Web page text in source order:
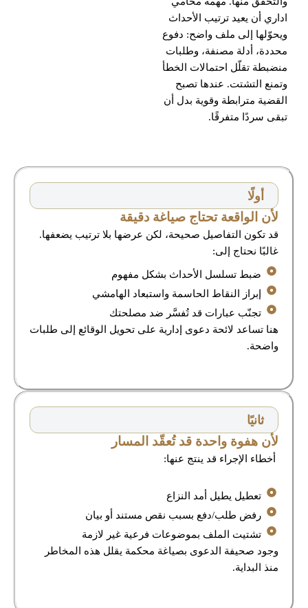
اداري أن يعيد ترتيب الأحداث
ويحوّلها إلى ملف واضح: دفوع
محددة، أدلة مصنفة، وطلبات
منضبطة تقلّل احتمالات الخطأ
وتمنع التشتت. عندها تصبح
القضية مترابطة وقوية بدل أن
تبقى سردًا متفرقًا.
أولًا
لأن الواقعة تحتاج صياغة دقيقة
قد تكون التفاصيل صحيحة، لكن عرضها بلا ترتيب يضعفها.
غالبًا نحتاج إلى:
ضبط تسلسل الأحداث بشكل مفهوم
إبراز النقاط الحاسمة واستبعاد الهامشي
تجنّب عبارات قد تُفسَّر ضد مصلحتك
هنا تساعد لائحة دعوى إدارية على تحويل الوقائع إلى طلبات
واضحة.
ثانيًا
لأن هفوة واحدة قد تُعقّد المسار
أخطاء الإجراء قد ينتج عنها:
تعطيل يطيل أمد النزاع
رفض طلب/دفع بسبب نقص مستند أو بيان
تشتيت الملف بموضوعات فرعية غير لازمة
وجود صحيفة الدعوى بصياغة محكمة يقلل هذه المخاطر
منذ البداية.